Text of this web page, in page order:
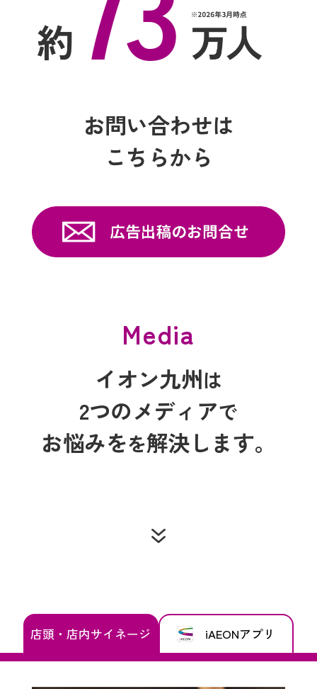
お問い合わせは
こちらから
Media
イオン九州は
2つのメディアで
お悩みをを解決します。
店頭・店内サイネージ iAEONアプリ